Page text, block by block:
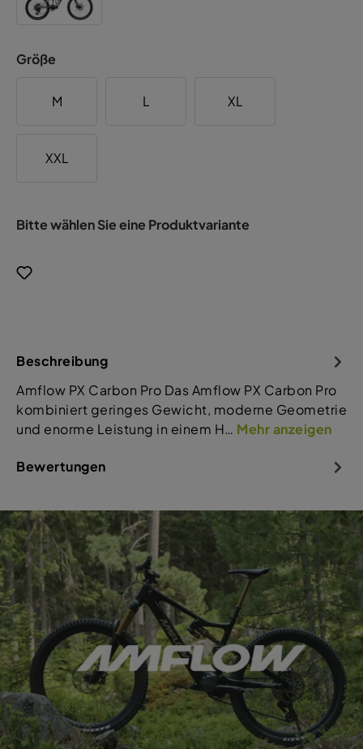
Größe
M L XL
XXL
Bitte wählen Sie eine Produktvariante
Beschreibung
Amflow PX Carbon Pro Das Amflow PX Carbon Pro
kombiniert geringes Gewicht, moderne Geometrie
und enorme Leistung in einem H… Mehr anzeigen
Bewertungen